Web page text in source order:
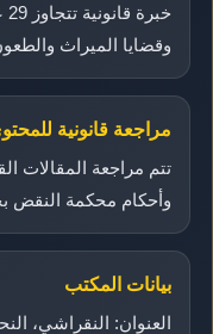
وقضايا الميراث
مراجعة قانونية
تتم مراجعة المقالات
وأحكام محكمة
بيانات المكتب
العنوان: النقراشي،